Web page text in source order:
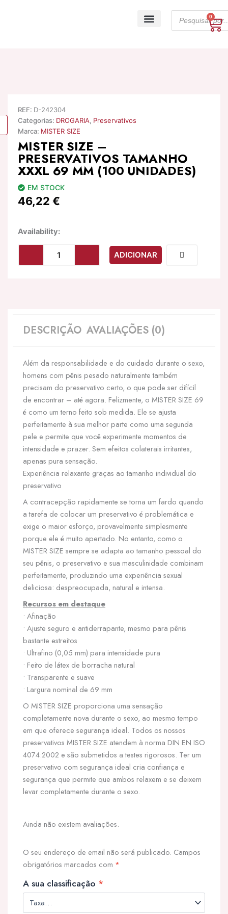
search
0
REF: D-242304
Categorias: DROGARIA, Preservativos
Marca: MISTER SIZE
MISTER SIZE –
PRESERVATIVOS TAMANHO
XXXL 69 MM (100 UNIDADES)
EM STOCK
46,22 €
Availability:Quantidade
MISTER
SIZE
(100
ADICIONAR
DESCRIÇÃO AVALIAÇÕES (0)
Além da responsabilidade e do cuidado durante o sexo,
homens com pênis pesado naturalmente também
precisam do preservativo certo, o que pode ser difícil
de encontrar – até agora. Felizmente, o MISTER SIZE 69
é como um terno feito sob medida. Ele se ajusta
perfeitamente à sua melhor parte como uma segunda
pele e permite que você experimente momentos de
intensidade e prazer. Sem efeitos colaterais irritantes,
apenas pura sensação.
Experiência relaxante graças ao tamanho individual do
preservativo
A contracepção rapidamente se torna um fardo quando
a tarefa de colocar um preservativo é problemática e
exige o maior esforço, provavelmente simplesmente
porque ele é muito apertado. No entanto, como o
MISTER SIZE sempre se adapta ao tamanho pessoal do
seu pênis, o preservativo e sua masculinidade combinam
perfeitamente, produzindo uma experiência sexual
deliciosa: despreocupada, natural e intensa.
Recursos em destaque
• Afinação
• Ajuste seguro e antiderrapante, mesmo para pênis
bastante estreitos
• Ultrafino (0,05 mm) para intensidade pura
• Feito de látex de borracha natural
• Transparente e suave
• Largura nominal de 69 mm
O MISTER SIZE proporciona uma sensação
completamente nova durante o sexo, ao mesmo tempo
em que oferece segurança ideal. Todos os nossos
preservativos MISTER SIZE atendem à norma DIN EN ISO
4074:2002 e são submetidos a testes rigorosos. Ter um
preservativo com segurança ideal cria confiança e
segurança que permite que ambos relaxem e se deixem
levar completamente durante o sexo.
Ainda não existem avaliações.
O seu endereço de email não será publicado. Campos
obrigatórios marcados com *
A sua classificação *